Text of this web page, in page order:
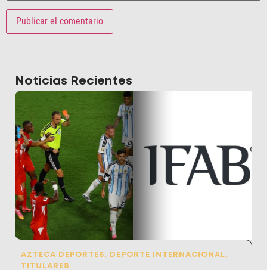
Noticias Recientes
AZTECA DEPORTES, DEPORTE INTERNACIONAL,
TITULARES